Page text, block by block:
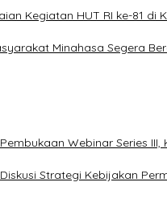
Kegiatan HUT RI ke-81 di
Minahasa Segera
Webinar Series
Strategi Kebijakan